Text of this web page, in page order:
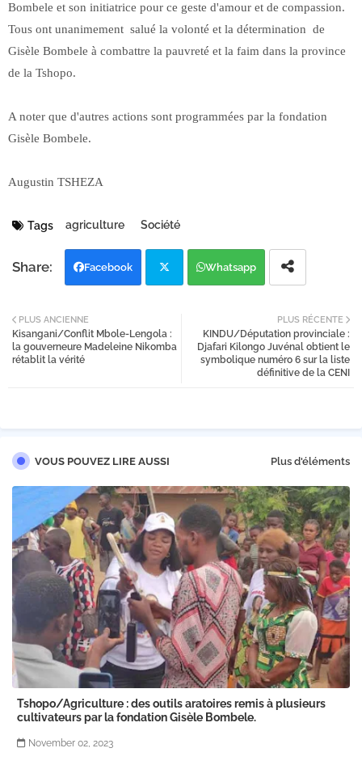
Bombele et son initiatrice pour ce geste d'amour et de compassion.
Tous ont unanimement salué la volonté et la détermination de
Gisèle Bombele à combattre la pauvreté et la faim dans la province
de la Tshopo.
A noter que d'autres actions sont programmées par la fondation
Gisèle Bombele.
Augustin TSHEZA
Tags agriculture Société
Facebook
tter
Whatsapp
PLUS RÉCENTE
KINDU/Députation provinciale :
Djafari Kilongo Juvénal obtient le
symbolique numéro 6 sur la liste
définitive de la CENI
PLUS ANCIENNE
Kisangani/Conflit Mbole-Lengola :
la gouverneure Madeleine Nikomba
rétablit la vérité
VOUS POUVEZ LIRE AUSSI Plus d'éléments
Tshopo/Agriculture : des outils aratoires remis à plusieurs
cultivateurs par la fondation Gisèle Bombele.
November 02, 2023